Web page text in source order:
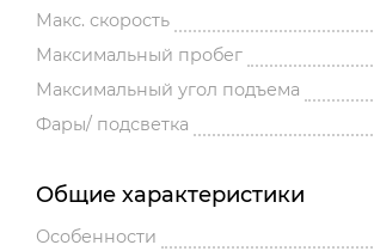
Макс. скорость
Максимальный пробег
Максимальный угол подъема
Фары/ подсветка
Общие характеристики
Особенности